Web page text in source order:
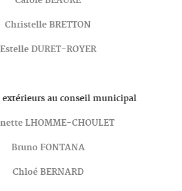
Christelle BRETTON
Estelle DURET-ROYER
extérieurs au conseil municipal
LHOMME-CHOULET
Bruno FONTANA
Chloé BERNARD